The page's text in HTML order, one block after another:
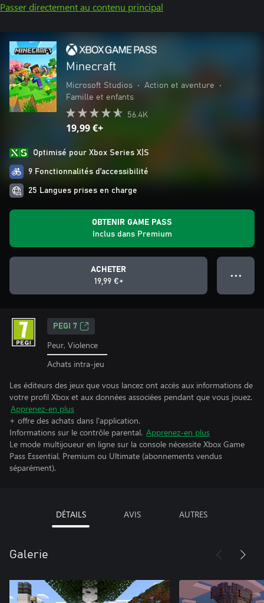
Passer directement au contenu principal
Minecraft
Microsoft Studios • Action et aventure
•
Famille et enfants
56.4K
19,99 €+
Optimisé pour Xbox Series X|S
9 Fonctionnalités d’accessibilité
25 Langues prises en charge
OBTENIR GAME PASS
Inclus dans Premium
ACHETER
19,99 €+
● ● ●
PEGI 7
Peur, Violence
Achats intra-jeu
Les éditeurs des jeux que vous lancez ont accès aux informations de
votre profil Xbox et aux données associées pendant que vous jouez.
Apprenez-en plus
+ offre des achats dans l'application.
Informations sur le contrôle parental. Apprenez-en plus
Le mode multijoueur en ligne sur la console nécessite Xbox Game
Pass Essential, Premium ou Ultimate (abonnements vendus
séparément).
DÉTAILS AVIS AUTRES
Galerie